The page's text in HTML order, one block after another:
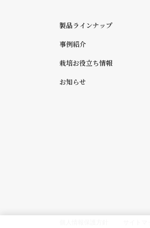
製品ラインナップ
事例紹介
栽培お役立ち情報
お知らせ